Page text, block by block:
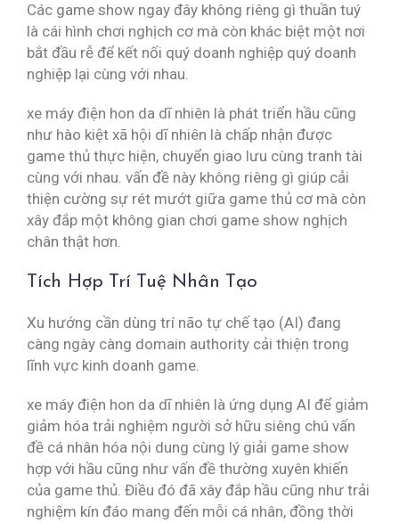
Các game show ngay đây không riêng gì thuần tuý
là cái hình chơi nghịch cơ mà còn khác biệt một nơi
bắt đầu rễ để kết nối quý doanh nghiệp quý doanh
nghiệp lại cùng với nhau.
xe máy điện hon da dĩ nhiên là phát triển hầu cũng
như hào kiệt xã hội dĩ nhiên là chấp nhận được
game thủ thực hiện, chuyển giao lưu cùng tranh tài
cùng với nhau. vấn đề này không riêng gì giúp cải
thiện cường sự rét mướt giữa game thủ cơ mà còn
xây đắp một không gian chơi game show nghịch
chân thật hơn.
Tích Hợp Trí Tuệ Nhân Tạo
Xu hướng cần dùng trí não tự chế tạo (AI) đang
càng ngày càng domain authority cải thiện trong
lĩnh vực kinh doanh game.
xe máy điện hon da dĩ nhiên là ứng dụng AI để giảm
giảm hóa trải nghiệm người sở hữu siêng chú vấn
đề cá nhân hóa nội dung cùng lý giải game show
hợp với hầu cũng như vấn đề thường xuyên khiến
của game thủ. Điều đó đã xây đắp hầu cũng như trải
nghiệm kín đáo mang đến mỗi cá nhân, đồng thời